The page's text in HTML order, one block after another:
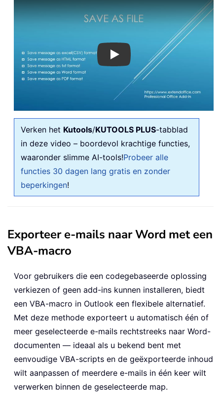
Play
Verken het Kutools/KUTOOLS PLUS-tabblad
in deze video – boordevol krachtige functies,
waaronder slimme AI-tools!Probeer alle
functies 30 dagen lang gratis en zonder
beperkingen!
Exporteer e-mails naar Word met een
VBA-macro
Voor gebruikers die een codegebaseerde oplossing
verkiezen of geen add-ins kunnen installeren, biedt
een VBA-macro in Outlook een flexibele alternatief.
Met deze methode exporteert u automatisch één of
meer geselecteerde e-mails rechtstreeks naar Word-
documenten — ideaal als u bekend bent met
eenvoudige VBA-scripts en de geëxporteerde inhoud
wilt aanpassen of meerdere e-mails in één keer wilt
verwerken binnen de geselecteerde map.